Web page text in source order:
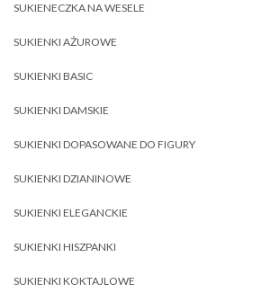
SUKIENECZKA NA WESELE
SUKIENKI AŻUROWE
SUKIENKI BASIC
SUKIENKI DAMSKIE
SUKIENKI DOPASOWANE DO FIGURY
SUKIENKI DZIANINOWE
SUKIENKI ELEGANCKIE
SUKIENKI HISZPANKI
SUKIENKI KOKTAJLOWE